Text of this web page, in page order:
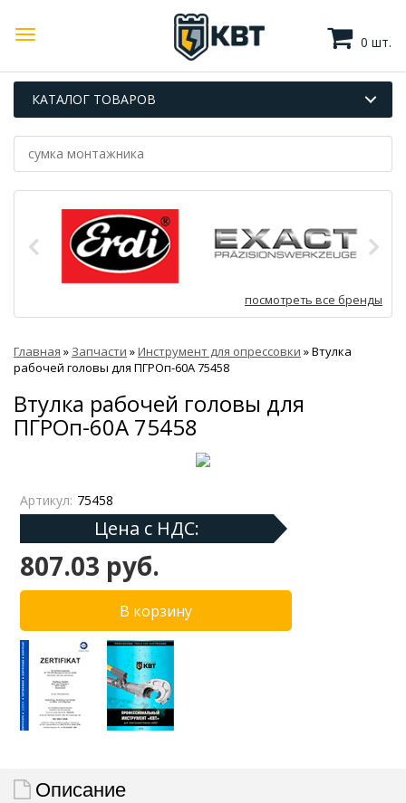
0 шт.
КАТАЛОГ ТОВАРОВ
посмотреть все бренды
Главная » Запчасти »Инструмент для опрессовки »Втулка
рабочей головы для ПГРОп-60А 75458
Втулка рабочей головы для
ПГРОп-60А 75458
Артикул: 75458
Цена с НДС:
807.03 руб.
Описание